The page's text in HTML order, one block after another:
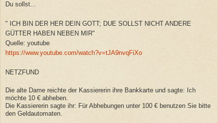
Du sollst...
" ICH BIN DER HER DEIN GOTT; DUE SOLLST NICHT ANDERE
GÜTTER HABEN NEBEN MIR"
Quelle: youtube
https://www.youtube.com/watch?v=tJA9nvqFiXo
NETZFUND
Die alte Dame reichte der Kassiererin ihre Bankkarte und sagte: Ich
möchte 10 € abheben.
Die Kassiererin sagte ihr: Für Abhebungen unter 100 € benutzen Sie bitte
den Geldautomaten.